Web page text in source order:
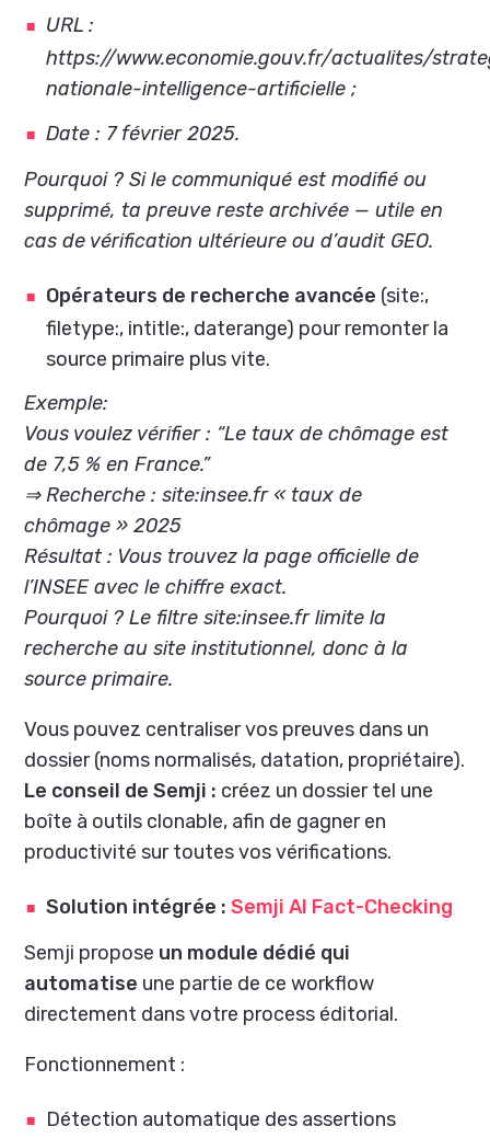
URL :
https://www.economie.gouv.fr/actualites/
nationale-intelligence-artificielle ;
Date : 7 février 2025.
Pourquoi ? Si le communiqué est modifié ou
supprimé, ta preuve reste archivée — utile en
cas de vérification ultérieure ou d’audit GEO.
Opérateurs de recherche avancée (site:,
filetype:, intitle:, daterange) pour remonter la
source primaire plus vite.
Exemple:
Vous voulez vérifier : “Le taux de chômage est
de 7,5 % en France.”
⇒ Recherche : site:insee.fr « taux de
chômage » 2025
Résultat : Vous trouvez la page officielle de
l’INSEE avec le chiffre exact.
Pourquoi ? Le filtre site:insee.fr limite la
recherche au site institutionnel, donc à la
source primaire.
Vous pouvez centraliser vos preuves dans un
dossier (noms normalisés, datation, propriétaire).
Le conseil de Semji : créez un dossier tel une
boîte à outils clonable, afin de gagner en
productivité sur toutes vos vérifications.
Solution intégrée :Semji AI Fact-Checking
Semji propose un module dédié qui
automatise une partie de ce workflow
directement dans votre process éditorial.
Fonctionnement :
Détection automatique des assertions